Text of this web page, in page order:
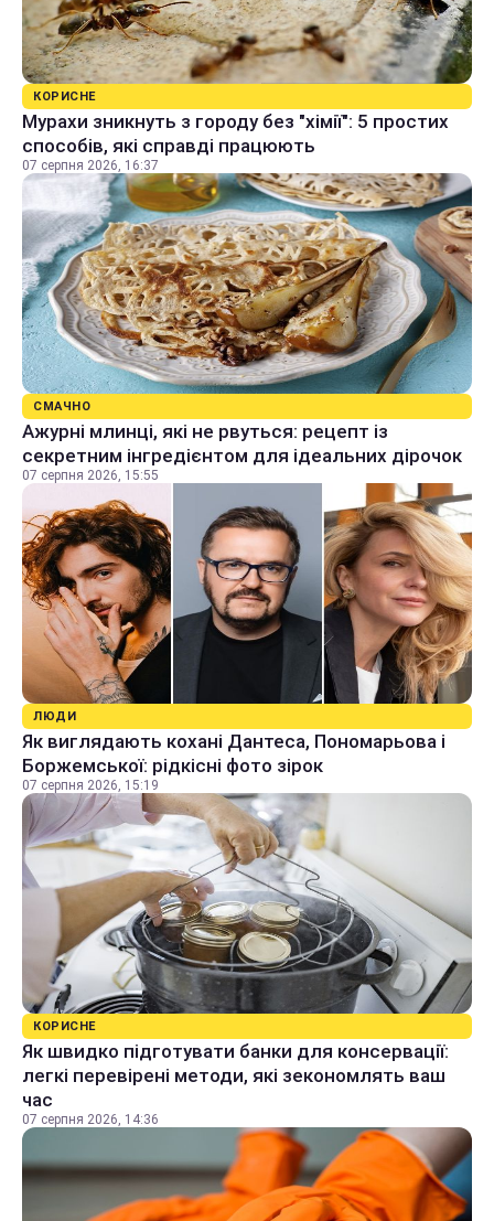
КОРИСНЕ
Мурахи зникнуть з городу без "хімії": 5 простих
способів, які справді працюють
07 серпня 2026, 16:37
СМАЧНО
Ажурні млинці, які не рвуться: рецепт із
секретним інгредієнтом для ідеальних дірочок
07 серпня 2026, 15:55
ЛЮДИ
Як виглядають кохані Дантеса, Пономарьова і
Боржемської: рідкісні фото зірок
07 серпня 2026, 15:19
КОРИСНЕ
Як швидко підготувати банки для консервації:
легкі перевірені методи, які зекономлять ваш
час
07 серпня 2026, 14:36